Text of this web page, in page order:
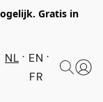
Gratis in
NL
EN
FR